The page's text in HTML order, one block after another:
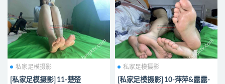
私家足模摄影
[私家足模摄影] 11-楚楚
私家足模摄影
[私家足模摄影] 10-萍萍&露露-